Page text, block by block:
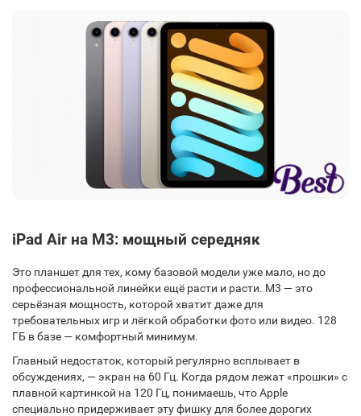
iPad Air на M3: мощный середняк
Это планшет для тех, кому базовой модели уже мало, но до
профессиональной линейки ещё расти и расти. M3 — это
серьёзная мощность, которой хватит даже для
требовательных игр и лёгкой обработки фото или видео. 128
ГБ в базе — комфортный минимум.
Главный недостаток, который регулярно всплывает в
обсуждениях, — экран на 60 Гц. Когда рядом лежат «прошки» с
плавной картинкой на 120 Гц, понимаешь, что Apple
специально придерживает эту фишку для более дорогих